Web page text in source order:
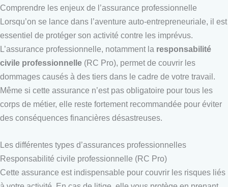
Comprendre les enjeux de l’assurance professionnelle
Lorsqu’on se lance dans l’aventure auto-entrepreneuriale, il est
essentiel de protéger son activité contre les imprévus.
L’assurance professionnelle, notamment la responsabilité
civile professionnelle (RC Pro), permet de couvrir les
dommages causés à des tiers dans le cadre de votre travail.
Même si cette assurance n’est pas obligatoire pour tous les
corps de métier, elle reste fortement recommandée pour éviter
des conséquences financières désastreuses.
Les différentes types d’assurances professionnelles
Responsabilité civile professionnelle (RC Pro)
Cette assurance est indispensable pour couvrir les risques liés